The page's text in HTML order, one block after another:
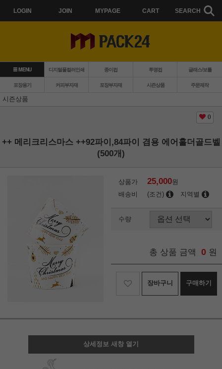
LOGIN JOIN MYPAGE CART SEARCH
MENU 디지털풀컬러인쇄 종이컵 투명컵 글래스/보틀
포장용기 커피부자재 포장부자재 시즌상품
주문제작
시즌상품
0
++ 메리크리스마스 ++92파이,84파이 겸용 에어홀더골드벨
(500개)
상품가 25,000원
배송비
(조건) 지역별
수량
총 상품 금액 0 원
장바구니 구매하기
상세정보 새창 열기